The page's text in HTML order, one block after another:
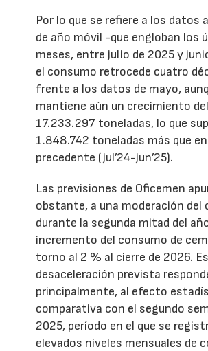
Por lo que se refiere a los datos
de año móvil -que engloban los
meses, entre julio de 2025 y
el consumo retrocede cuatro
frente a los datos de mayo,
mantiene aún un crecimiento
17.233.297 toneladas, lo que
1.848.742 toneladas más que
precedente (jul’24-jun’25).
Las previsiones de Oficemen
obstante, a una moderación del
durante la segunda mitad del
incremento del consumo de
torno al 2 % al cierre de 2026.
desaceleración prevista
principalmente, al efecto
comparativa con el segundo
2025, período en el que se
elevados niveles mensuales de